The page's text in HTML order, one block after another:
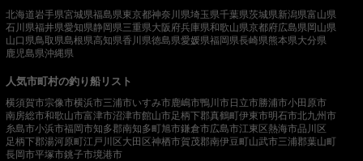
北海道岩手県宮城県福島県東京都神奈川県埼玉県千葉県茨城県新潟県富山県
石川県福井県愛知県静岡県三重県大阪府兵庫県和歌山県京都府広島県岡山県
山口県鳥取県島根県高知県香川県徳島県愛媛県福岡県長崎県熊本県大分県
鹿児島県沖縄県
人気市町村の釣り船リスト
横須賀市宗像市横浜市三浦市いすみ市鹿嶋市鴨川市日立市勝浦市小田原市
南房総市和歌山市富津市沼津市館山市足柄下郡真鶴町伊東市明石市北九州市
糸島市小浜市福岡市知多郡南知多町旭市鎌倉市広島市江東区熱海市品川区
足柄下郡湯河原町江戸川区大田区神栖市賀茂郡南伊豆町山武市三浦郡葉山町
長岡市平塚市銚子市境港市